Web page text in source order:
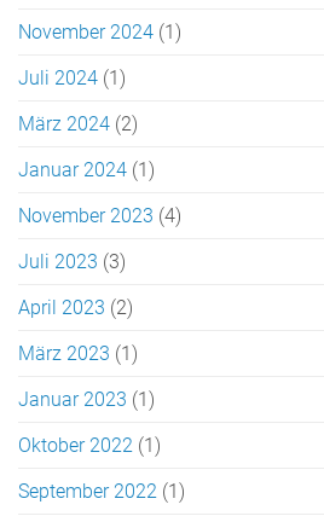
November 2024 (1)
Juli 2024 (1)
März 2024 (2)
Januar 2024 (1)
November 2023 (4)
Juli 2023 (3)
April 2023 (2)
März 2023 (1)
Januar 2023 (1)
Oktober 2022 (1)
September 2022 (1)